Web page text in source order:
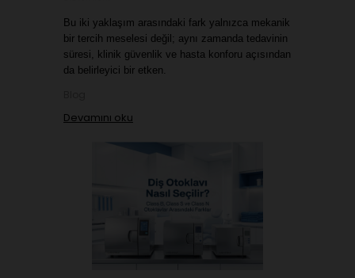
Bu iki yaklaşım arasındaki fark yalnızca mekanik
bir tercih meselesi değil; aynı zamanda tedavinin
süresi, klinik güvenlik ve hasta konforu açısından
da belirleyici bir etken.
Devamını oku